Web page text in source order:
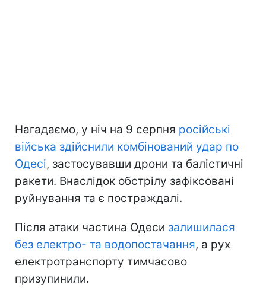
Нагадаємо, у ніч на 9 серпня російські
війська здійснили комбінований удар по
Одесі, застосувавши дрони та балістичні
ракети. Внаслідок обстрілу зафіксовані
руйнування та є постраждалі.
Після атаки частина Одеси залишилася
без електро- та водопостачання, а рух
електротранспорту тимчасово
призупинили.